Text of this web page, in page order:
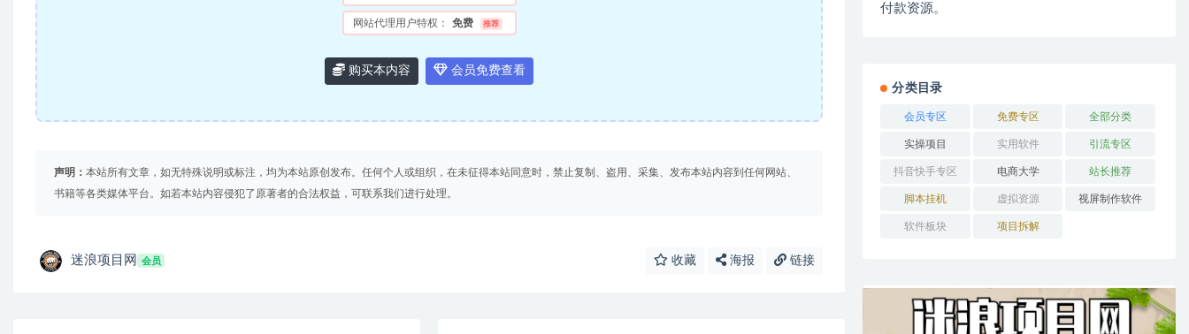
网站代理用户特权： 免费 推荐
购买本内容 会员免费查看
声明： 本站所有文章，如无特殊说明或标注，均为本站原创发布。任何个人或组织，在未征得本站同意时，禁止复制、盗用、采集、发布本站内容到任何网站、
书籍等各类媒体平台。如若本站内容侵犯了原著者的合法权益，可联系我们进行处理。
迷浪项目网 会员 收藏 海报 链接
付款资源。
分类目录
会员专区 免费专区 全部分类
实操项目 实用软件 引流专区
抖音快手专区 电商大学 站长推荐
脚本挂机 虚拟资源 视屏制作软件
软件板块 项目拆解